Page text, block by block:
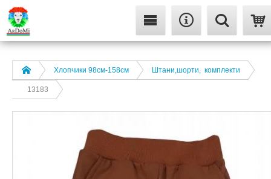
Хлопчики 98см-158см Штани,шорти, комплекти
13183